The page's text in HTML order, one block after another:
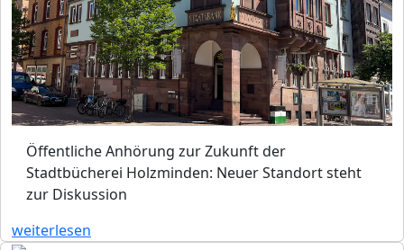
Öffentliche Anhörung zur Zukunft der
Stadtbücherei Holzminden: Neuer Standort steht
zur Diskussion
weiterlesen